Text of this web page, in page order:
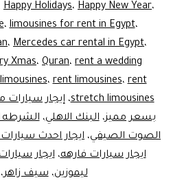
Happy Holidays، Happy New Year،
،limousines for rent in Egypt،
، Mercedes car rental in Egypt،
Xmas، Quran، rent a wedding
،rent limousines،rent
stretch limousines،إيجار سيارات
بسعر مميز،البنك الاهلي،الشرطه
الصوت الصيفي، ايجار احدث
ايجار سيارات فارهه،ايجار
ليموزين،سيف زاهر